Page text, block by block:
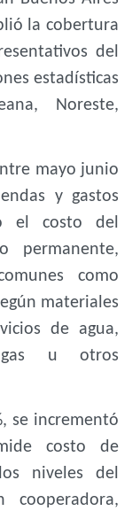
la cobertura
del
estadísticas
Noreste,
mayo junio
y gastos
el costo del
permanente,
como
materiales
de agua,
gas u otros
se incrementó
costo de
niveles del
cooperadora,